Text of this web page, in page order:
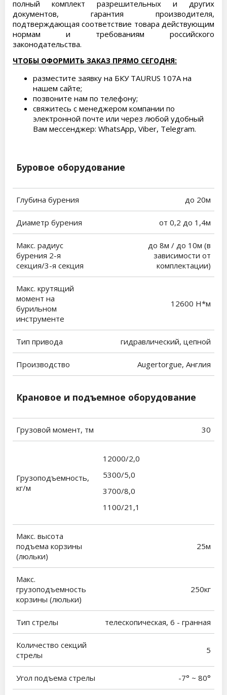
полный комплект разрешительных и других
документов, гарантия производителя,
подтверждающая соответствие товара действующим
нормам и требованиям российского
законодательства.
ЧТОБЫ ОФОРМИТЬ ЗАКАЗ ПРЯМО СЕГОДНЯ:
разместите заявку на БКУ TAURUS 107A на
нашем сайте;
позвоните нам по телефону;
свяжитесь с менеджером компании по
электронной почте или через любой удобный
Вам мессенджер: WhatsApp, Viber, Telegram.
Буровое оборудование
Глубина бурения до 20м
Диаметр бурения от 0,2 до 1,4м
Макс. радиус
бурения 2-я
секция/3-я секция
до 8м / до 10м (в
зависимости от
комплектации)
Макс. крутящий
момент на
бурильном
инструменте
12600 Н*м
Тип привода гидравлический, цепной
Производство Augertorgue, Англия
Крановое и подъемное оборудование
Грузовой момент, тм 30
Грузоподъемность,
кг/м
12000/2,0
5300/5,0
3700/8,0
1100/21,1
Макс. высота
подъема корзины
(люльки)
25м
Макс.
грузоподъемность
корзины (люльки)
250кг
Тип стрелы телескопическая, 6 - гранная
Количество секций
стрелы
5
Угол подъема стрелы -7° ~ 80°